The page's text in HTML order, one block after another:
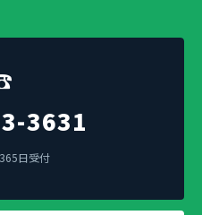
3631
日受付